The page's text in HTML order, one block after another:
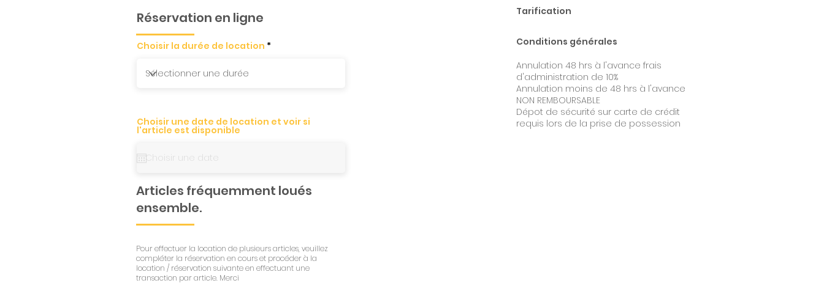
Réservation en ligne
Choisir la durée de location
Choisir une date de location et voir si
l'article est disponible
Articles fréquemment loués
ensemble.
Pour effectuer la location de plusieurs articles, veuillez
compléter la réservation en cours et procéder à la
location / réservation suivante en effectuant une
transaction par article. Merci
Tarification
Conditions générales
Annulation 48 hrs à l'avance frais
d'administration de 10%
Annulation moins de 48 hrs à l'avance
NON REMBOURSABLE
Dépot de sécurité sur carte de crédit
requis lors de la prise de possession